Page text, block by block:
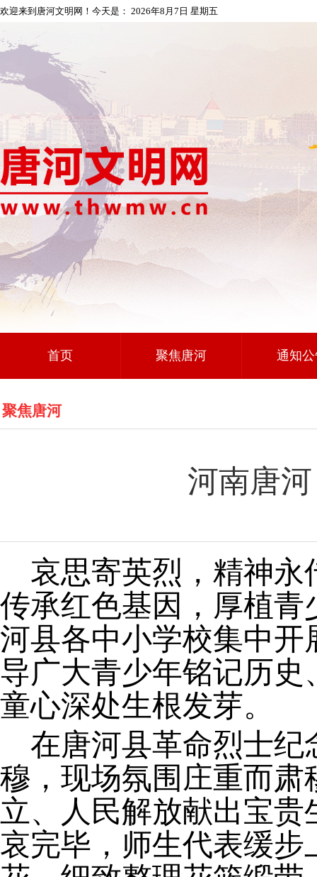
欢迎来到唐河文明网！今天是： 2026年8月7日 星期五
首页 聚焦唐河 通知
聚焦唐河
河南唐
哀思寄英烈，精神
传承红色基因，厚植
河县各中小学校集中
导广大青少年铭记历
童心深处生根发芽。
在唐河县革命烈士纪
穆，现场氛围庄重而
立、人民解放献出宝
哀完毕，师生代表缓